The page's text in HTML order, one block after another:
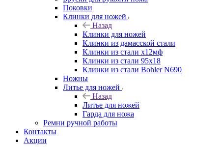
Поковки
Клинки для ножей
Назад
Клинки для ножей
Клинки из дамасской стали
Клинки из стали х12мф
Клинки из стали 95х18
Клинки из стали Bohler N690
Ножны
Литье для ножей
Назад
Литье для ножей
Гарда для ножа
Ремни ручной работы
Контакты
Акции